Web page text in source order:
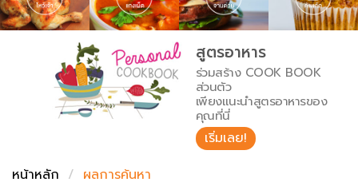
เคล็ดลับน่ารู้
เปรียบเทียบหน่วยการตวง
เปรียบเทียบอุณหภูมิ
เปรียบเทียบน้ำหนักวัตถุดิบ
FoodPedia
สร้าง Cookbook
สูตรอาหาร
ร่วมสร้าง COOK BOOK
ส่วนตัว
เพียงแนะนำสูตรอาหารของ
คุณที่นี่
เริ่มเลย!
หน้าหลัก
ผลการค้นหา